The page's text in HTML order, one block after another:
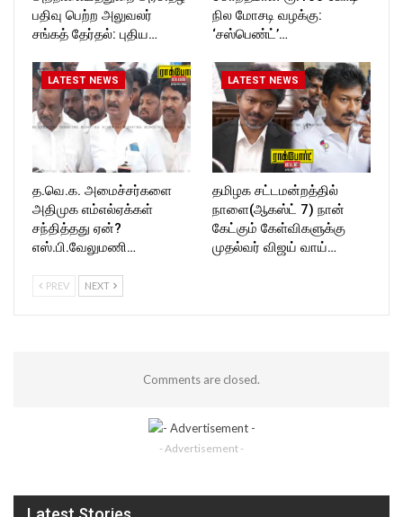
பதிவு பெற்ற அலுவலர்
சங்கத் தேர்தல்: புதிய…
நில மோசடி வழக்கு:
‘சஸ்பெண்ட்’…
LATEST NEWS
த.வெ.க. அமைச்சர்களை
அதிமுக எம்எல்ஏக்கள்
சந்தித்தது ஏன்?
எஸ்.பி.வேலுமணி…
LATEST NEWS
தமிழக சட்டமன்றத்தில்
நாளை(ஆகஸ்ட் 7) நான்
கேட்கும் கேள்விகளுக்கு
முதல்வர் விஜய் வாய்…
PREV NEXT
Comments are closed.
- Advertisement -